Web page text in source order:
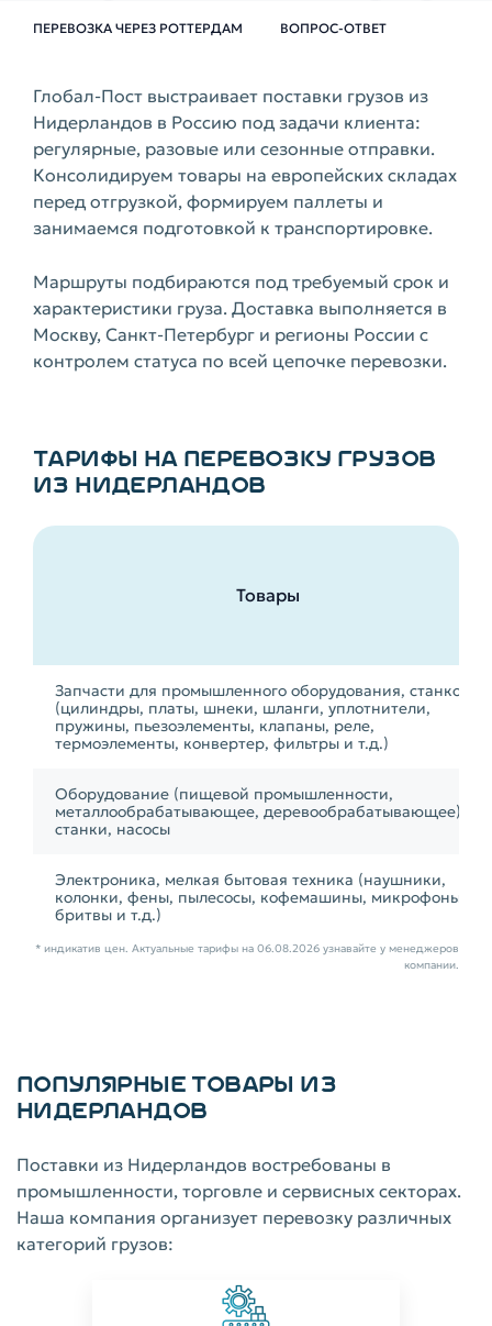
ПЕРЕВОЗКА ЧЕРЕЗ РОТТЕРДАМ ВОПРОС-ОТВЕТ
Глобал-Пост выстраивает поставки грузов из
Нидерландов в Россию под задачи клиента:
регулярные, разовые или сезонные отправки.
Консолидируем товары на европейских складах
перед отгрузкой, формируем паллеты и
занимаемся подготовкой к транспортировке.
Маршруты подбираются под требуемый срок и
характеристики груза. Доставка выполняется в
Москву, Санкт-Петербург и регионы России с
контролем статуса по всей цепочке перевозки.
ТАРИФЫ НА ПЕРЕВОЗКУ ГРУЗОВ
ИЗ НИДЕРЛАНДОВ
Товары
Запчасти для промышленного оборудования, станков
(цилиндры, платы, шнеки, шланги, уплотнители,
пружины, пьезоэлементы, клапаны, реле,
термоэлементы, конвертер, фильтры и т.д.)
Оборудование (пищевой промышленности,
металлообрабатывающее, деревообрабатывающее),
станки, насосы
Электроника, мелкая бытовая техника (наушники,
колонки, фены, пылесосы, кофемашины, микрофоны,
бритвы и т.д.)
* индикатив цен. Актуальные тарифы на 06.08.2026 узнавайте у менеджеров
компании.
ПОПУЛЯРНЫЕ ТОВАРЫ ИЗ
НИДЕРЛАНДОВ
Поставки из Нидерландов востребованы в
промышленности, торговле и сервисных секторах.
Наша компания организует перевозку различных
категорий грузов: